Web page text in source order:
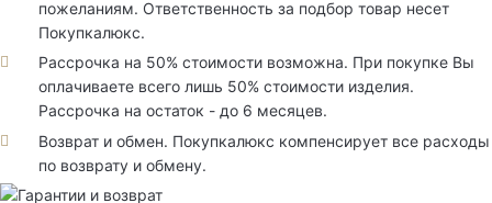
пожеланиям. Ответственность за подбор товар несет
Покупкалюкс.
Рассрочка на 50% стоимости возможна. При покупке Вы
оплачиваете всего лишь 50% стоимости изделия.
Рассрочка на остаток - до 6 месяцев.
Возврат и обмен. Покупкалюкс компенсирует все расходы
по возврату и обмену.